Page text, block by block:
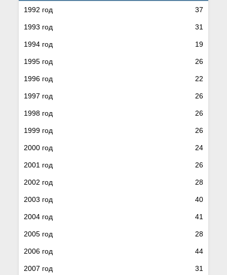
1992 год 37
1993 год 31
1994 год 19
1995 год 26
1996 год 22
1997 год 26
1998 год 26
1999 год 26
2000 год 24
2001 год 26
2002 год 28
2003 год 40
2004 год 41
2005 год 28
2006 год 44
2007 год 31